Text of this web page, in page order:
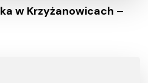
w Krzyżanowicach –